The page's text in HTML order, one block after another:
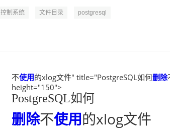
控制系统 文件目录 postgresql
不使用的xlog文件" title="PostgreSQL如何删除
height="150">
PostgreSQL如何
删除不使用的xlog文件